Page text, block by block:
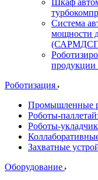
Шкаф
Система
мощности
Роботизация
Промышленные
Роботы-
Роботы-
Захватные
Оборудование